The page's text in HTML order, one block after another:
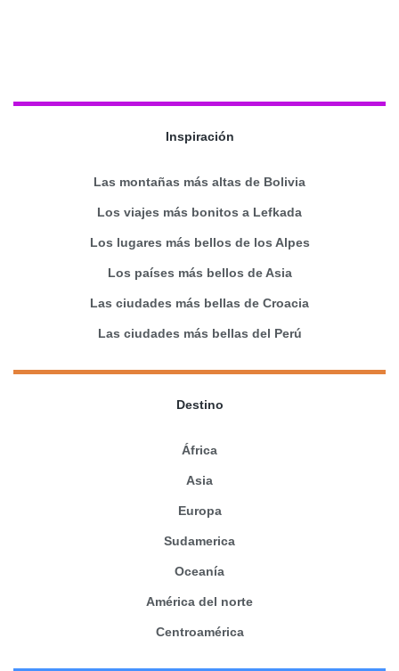
Inspiración
Las montañas más altas de Bolivia
Los viajes más bonitos a Lefkada
Los lugares más bellos de los Alpes
Los países más bellos de Asia
Las ciudades más bellas de Croacia
Las ciudades más bellas del Perú
Destino
África
Asia
Europa
Sudamerica
Oceanía
América del norte
Centroamérica